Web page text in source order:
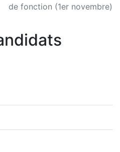
de fonction (1er novembre)